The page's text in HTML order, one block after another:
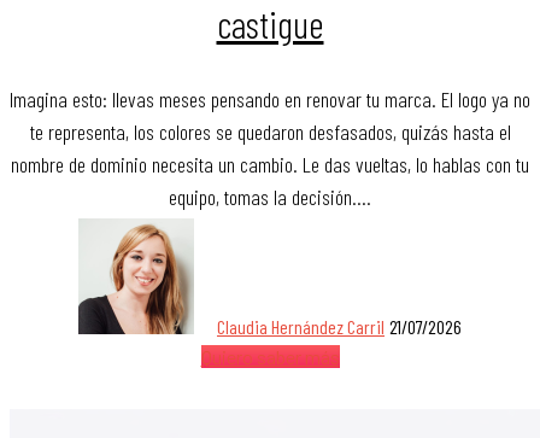
castigue
Imagina esto: llevas meses pensando en renovar tu marca. El logo ya no
te representa, los colores se quedaron desfasados, quizás hasta el
nombre de dominio necesita un cambio. Le das vueltas, lo hablas con tu
equipo, tomas la decisión.…
Claudia Hernández Carril 21/07/2026
Quiero saber más